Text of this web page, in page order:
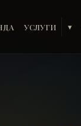
УСЛУГИ ▾